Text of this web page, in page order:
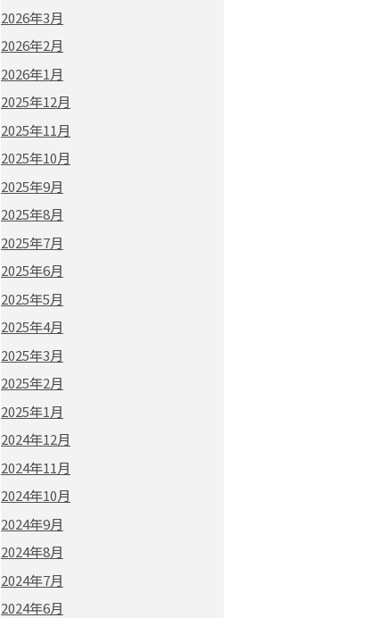
2026年3月
2026年2月
2026年1月
2025年12月
2025年11月
2025年10月
2025年9月
2025年8月
2025年7月
2025年6月
2025年5月
2025年4月
2025年3月
2025年2月
2025年1月
2024年12月
2024年11月
2024年10月
2024年9月
2024年8月
2024年7月
2024年6月